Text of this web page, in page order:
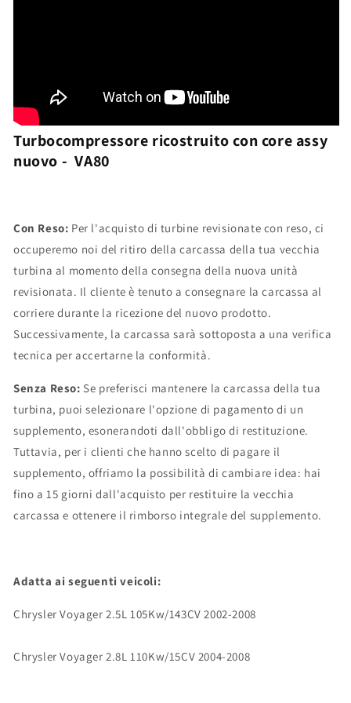
Turbocompressore ricostruito con core assy
nuovo - VA80
Con Reso: Per l'acquisto di turbine revisionate con reso, ci
occuperemo noi del ritiro della carcassa della tua vecchia
turbina al momento della consegna della nuova unità
revisionata. Il cliente è tenuto a consegnare la carcassa al
corriere durante la ricezione del nuovo prodotto.
Successivamente, la carcassa sarà sottoposta a una verifica
tecnica per accertarne la conformità.
Senza Reso: Se preferisci mantenere la carcassa della tua
turbina, puoi selezionare l'opzione di pagamento di un
supplemento, esonerandoti dall'obbligo di restituzione.
Tuttavia, per i clienti che hanno scelto di pagare il
supplemento, offriamo la possibilità di cambiare idea: hai
fino a 15 giorni dall'acquisto per restituire la vecchia
carcassa e ottenere il rimborso integrale del supplemento.
Adatta ai seguenti veicoli:
Chrysler Voyager 2.5L 105Kw/143CV 2002-2008
Chrysler Voyager 2.8L 110Kw/15CV 2004-2008